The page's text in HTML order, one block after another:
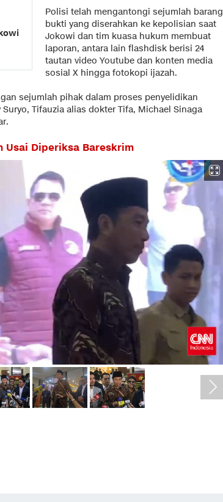
Polisi telah mengantongi sejumlah barang
bukti yang diserahkan ke kepolisian saat
Jokowi dan tim kuasa hukum membuat
laporan, antara lain flashdisk berisi 24
tautan video Youtube dan konten media
sosial X hingga fotokopi ijazah.
sejumlah pihak dalam proses penyelidikan
Tifauzia alias dokter Tifa, Michael Sinaga
Usai Diperiksa Bareskrim